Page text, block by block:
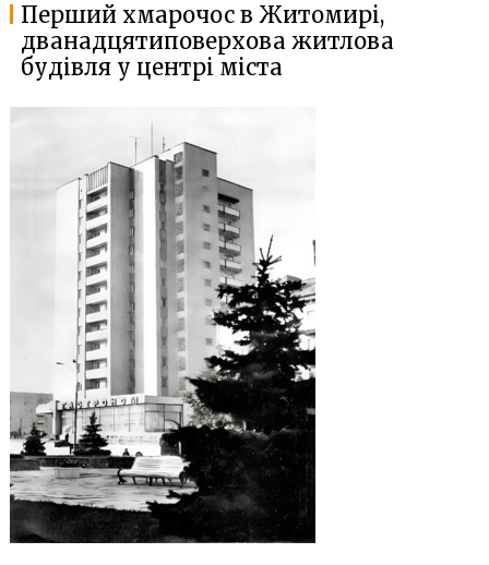
Перший хмарочос в Житомирі,
дванадцятиповерхова житлова
будівля у центрі міста